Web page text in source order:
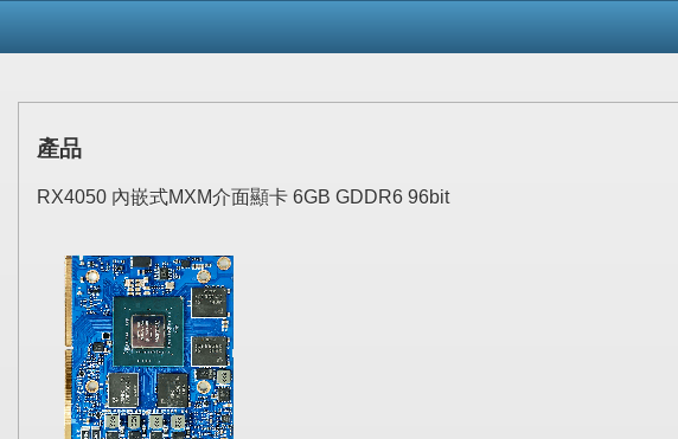
產品
RX4050 內嵌式MXM介面顯卡 6GB GDDR6 96bit